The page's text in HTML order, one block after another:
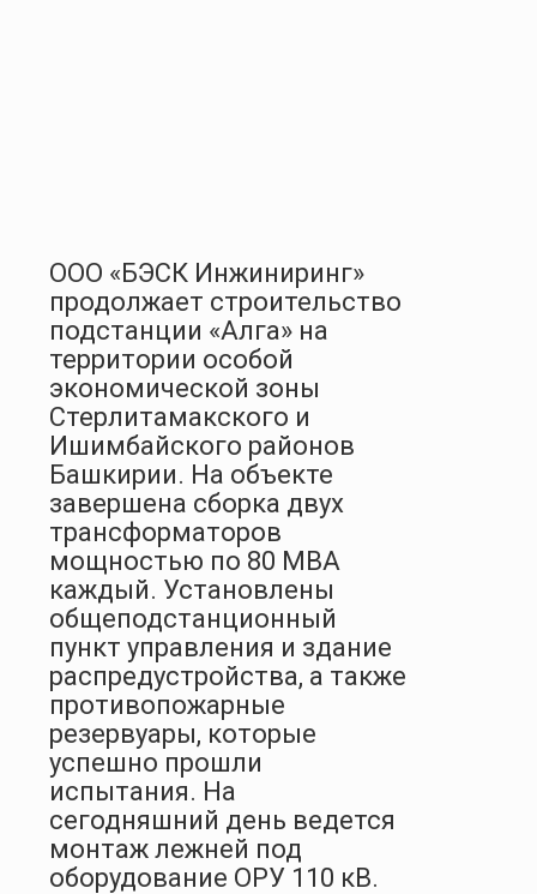
ООО «БЭСК Инжиниринг»
продолжает строительство
подстанции «Алга» на
территории особой
экономической зоны
Стерлитамакского и
Ишимбайского районов
Башкирии. На объекте
завершена сборка двух
трансформаторов
мощностью по 80 МВА
каждый. Установлены
общеподстанционный
пункт управления и здание
распредустройства, а также
противопожарные
резервуары, которые
успешно прошли
испытания. На
сегодняшний день ведется
монтаж лежней под
оборудование ОРУ 110 кВ.